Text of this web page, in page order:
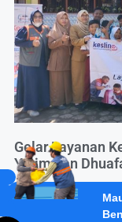
Gelar Layanan
Yatim dan